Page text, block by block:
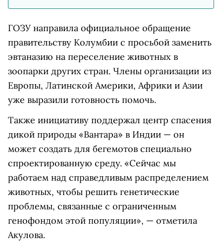
ГОЗУ направила официальное обращение
правительству Колумбии с просьбой заменить
эвтаназию на переселение животных в
зоопарки других стран. Члены организации из
Европы, Латинской Америки, Африки и Азии
уже выразили готовность помочь.
Также инициативу поддержал центр спасения
дикой природы «Вантара» в Индии — он
может создать для бегемотов специально
спроектированную среду. «Сейчас мы
работаем над справедливым распределением
животных, чтобы решить генетические
проблемы, связанные с ограниченным
генофондом этой популяции», — отметила
Акулова.